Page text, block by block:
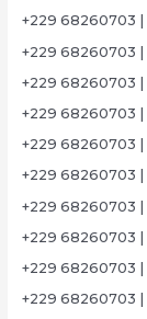
+229 68260703
+229 68260703
+229 68260703
+229 68260703
+229 68260703
+229 68260703
+229 68260703 |
+229 68260703
+229 68260703
+229 68260703